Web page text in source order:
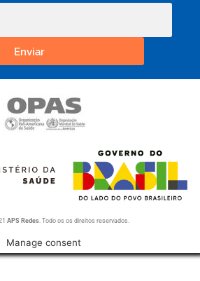
Enviar
APS Redes . Todo os os direitos reservados.
Manage consent